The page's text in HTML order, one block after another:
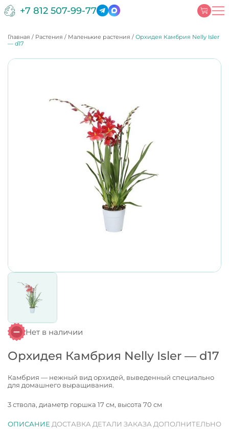
+7 812 507-99-77
Главная / Растения / Маленькие растения /Орхидея Камбрия Nelly Isler
— d17
Нет в наличии
Орхидея Камбрия Nelly Isler — d17
Камбрия — нежный вид орхидей, выведенный специально
для домашнего выращивания.
3 ствола, диаметр горшка 17 см, высота 70 см
ОПИСАНИЕ ДОСТАВКА ДЕТАЛИ ЗАКАЗА ДОПОЛНИТЕЛЬНО